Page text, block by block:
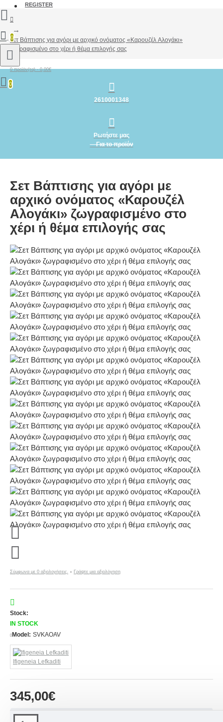
REGISTER
0
0 προϊόν(τα) - 0,00€
0
Σετ Βάπτισης για αγόρι με αρχικό ονόματος «Καρουζέλ Aλογάκι»
ζωγραφισμένο στο χέρι ή θέμα επιλογής σας
2610001348
Ρωτήστε μας
Για το προϊόν
Σετ Βάπτισης για αγόρι με
αρχικό ονόματος «Καρουζέλ
Aλογάκι» ζωγραφισμένο στο
χέρι ή θέμα επιλογής σας
Σύμφωνα με 0 αξιολογήσεις. - Γράψτε μια αξιολόγηση
345,00€
Stock:
IN STOCK
Model: SVKAOAV
Ifigeneia Lefkaditi